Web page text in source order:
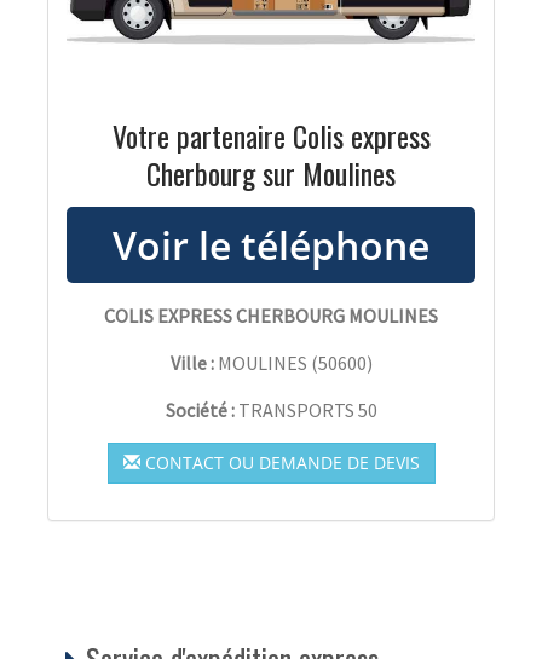
Votre partenaire Colis express
Cherbourg sur Moulines
COLIS EXPRESS CHERBOURG MOULINES
Ville : MOULINES (50600)
Société : TRANSPORTS 50
CONTACT OU DEMANDE DE DEVIS